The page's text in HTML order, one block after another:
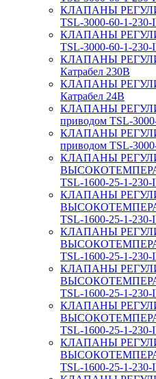
КЛАПАНЫ
TSL-3000-60-1-230-
КЛАПАНЫ
TSL-3000-60-1-230-
КЛАПАНЫ
Катрабел 230В
КЛАПАНЫ
Катрабел 24В
КЛАПАНЫ
приводом TSL-
КЛАПАНЫ
приводом TSL-
КЛАПАНЫ
TSL-1600-25-1-230-
КЛАПАНЫ
TSL-1600-25-1-230-
КЛАПАНЫ
TSL-1600-25-1-230-
КЛАПАНЫ
TSL-1600-25-1-230-
КЛАПАНЫ
TSL-1600-25-1-230-
КЛАПАНЫ
TSL-1600-25-1-230-